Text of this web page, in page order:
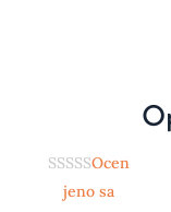
Ocen
jeno sa